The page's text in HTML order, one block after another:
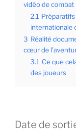
vidéo de combat
2.1
internationale
3 Réalité
cœur de
3.1 Ce que
des joueurs
Date de